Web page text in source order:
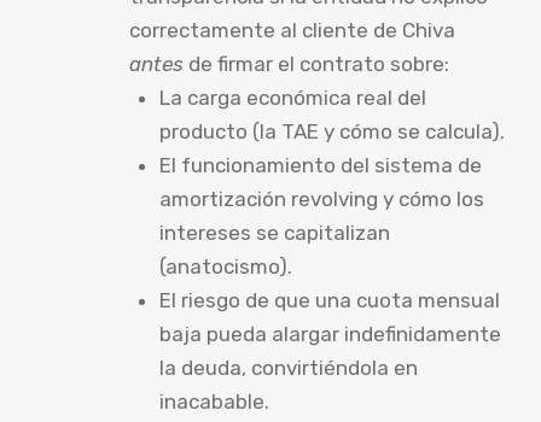
correctamente al cliente de Chiva
antes de firmar el contrato sobre:
La carga económica real del
producto (la TAE y cómo se calcula).
El funcionamiento del sistema de
amortización revolving y cómo los
intereses se capitalizan
(anatocismo).
El riesgo de que una cuota mensual
baja pueda alargar indefinidamente
la deuda, convirtiéndola en
inacabable.